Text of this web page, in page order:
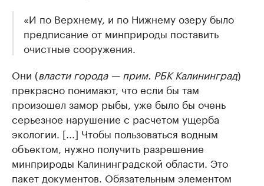
«И по Верхнему, и по Нижнему озеру было
предписание от минприроды поставить
очистные сооружения.
Они (власти города — прим. РБК Калининград)
прекрасно понимают, что если бы там
произошел замор рыбы, уже было бы очень
серьезное нарушение с расчетом ущерба
экологии. [...] Чтобы пользоваться водным
объектом, нужно получить разрешение
минприроды Калининградской области. Это
пакет документов. Обязательным элементом